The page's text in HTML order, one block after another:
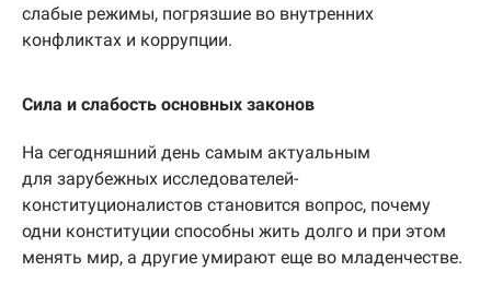
слабые режимы, погрязшие во внутренних
конфликтах и коррупции.
Сила и слабость основных законов
На сегодняшний день самым актуальным
для зарубежных исследователей-
конституционалистов становится вопрос, почему
одни конституции способны жить долго и при этом
менять мир, а другие умирают еще во младенчестве.